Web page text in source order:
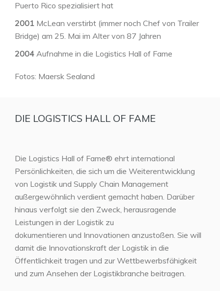
Puerto Rico spezialisiert hat
2001 McLean verstirbt (immer noch Chef von Trailer
Bridge) am 25. Mai im Alter von 87 Jahren
2004 Aufnahme in die Logistics Hall of Fame
Fotos: Maersk Sealand
DIE LOGISTICS HALL OF FAME
Die Logistics Hall of Fame® ehrt international
Persönlichkeiten, die sich um die Weiterentwicklung
von Logistik und Supply Chain Management
außergewöhnlich verdient gemacht haben. Darüber
hinaus verfolgt sie den Zweck, herausragende
Leistungen in der Logistik zu
dokumentieren und Innovationen anzustoßen. Sie will
damit die Innovationskraft der Logistik in die
Öffentlichkeit tragen und zur Wettbewerbsfähigkeit
und zum Ansehen der Logistikbranche beitragen.